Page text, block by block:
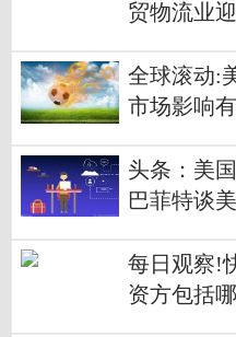
贸物流业
全球滚动:
市场影响
头条：美
巴菲特谈
每日观察!
资方包括